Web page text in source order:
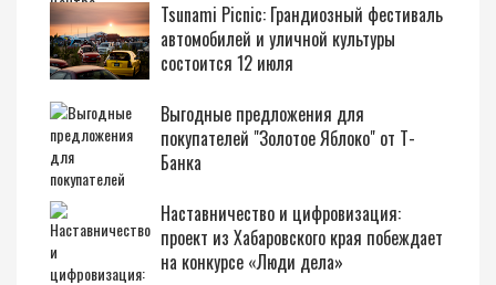
Tsunami Picnic: Грандиозный фестиваль
автомобилей и уличной культуры
состоится 12 июля
Выгодные предложения для
покупателей "Золотое Яблоко" от Т-
Банка
Наставничество и цифровизация:
проект из Хабаровского края побеждает
на конкурсе «Люди дела»